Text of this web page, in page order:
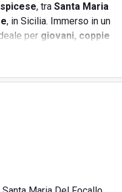
, tra Santa Maria
, in Sicilia. Immerso in un
per giovani, coppie
spettacolarie i